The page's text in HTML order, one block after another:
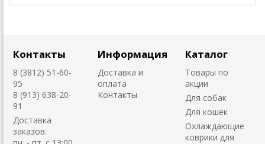
Контакты
8 (3812) 51-60-
95
8 (913) 638-20-
91
Доставка
заказов:
Информация
Доставка и
оплата
Контакты
Каталог
Товары по
акции
Для собак
Для кошек
Охлаждающие
коврики для